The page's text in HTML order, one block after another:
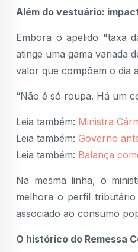
Além do vestuário:
Embora o apelido "taxa
atinge uma gama variada
valor que compõem o dia
“Não é só roupa. Há um
Leia também: Ministra
Leia também: Governo
Leia também: Balança
Na mesma linha, o
melhora o perfil
associado ao consumo
O histórico do Remessa